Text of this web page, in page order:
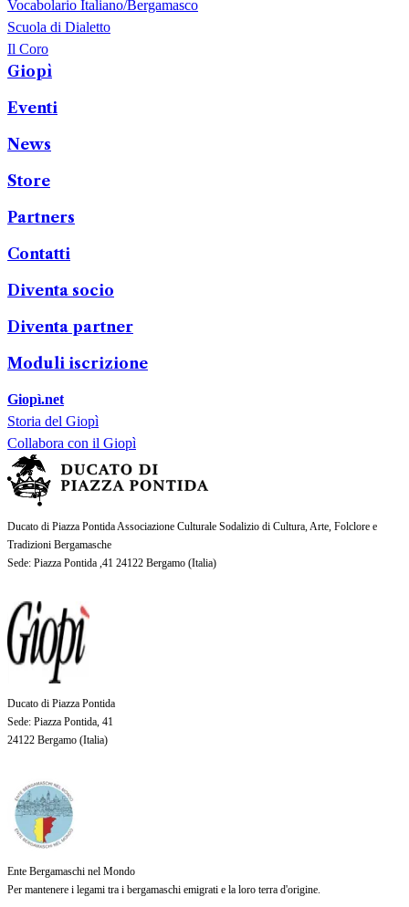
Vocabolario Italiano/Bergamasco
Scuola di Dialetto
Il Coro
Giopì
Eventi
News
Store
Partners
Contatti
Diventa socio
Diventa partner
Moduli iscrizione
Giopì.net
Storia del Giopì
Collabora con il Giopì
Ducato di Piazza Pontida Associazione Culturale Sodalizio di Cultura, Arte, Folclore e
Tradizioni Bergamasche
Sede: Piazza Pontida ,41 24122 Bergamo (Italia)
Ducato di Piazza Pontida
Sede: Piazza Pontida, 41
24122 Bergamo (Italia)
Ente Bergamaschi nel Mondo
Per mantenere i legami tra i bergamaschi emigrati e la loro terra d'origine.